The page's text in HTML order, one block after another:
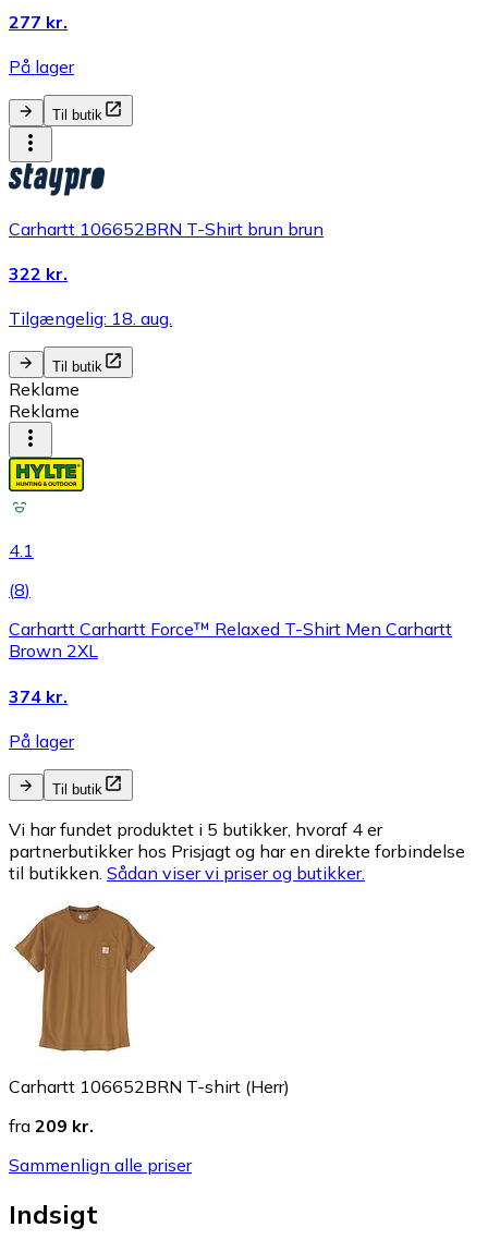
277 kr.
På lager
Til butik
Carhartt 106652BRN T-Shirt brun brun
322 kr.
Tilgængelig: 18. aug.
Til butik
Reklame
Reklame
4.1
(8)
Carhartt Carhartt Force™ Relaxed T-Shirt Men Carhartt
Brown 2XL
374 kr.
På lager
Til butik
Vi har fundet produktet i 5 butikker, hvoraf 4 er
partnerbutikker hos Prisjagt og har en direkte forbindelse
til butikken. Sådan viser vi priser og butikker.
Carhartt 106652BRN T-shirt (Herr)
fra 209 kr.
Sammenlign alle priser
Indsigt